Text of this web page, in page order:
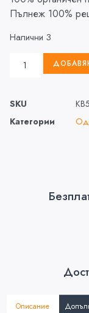
Пълнеж 100%
Налични 3
SKU
Категории
Описание